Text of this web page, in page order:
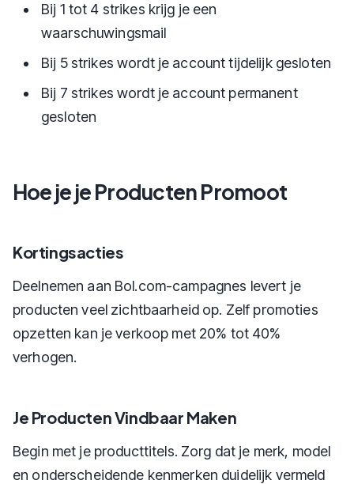
Bij 1 tot 4 strikes krijg je een
waarschuwingsmail
Bij 5 strikes wordt je account tijdelijk gesloten
Bij 7 strikes wordt je account permanent
gesloten
Hoe je je Producten Promoot
Kortingsacties
Deelnemen aan Bol.com-campagnes levert je
producten veel zichtbaarheid op. Zelf promoties
opzetten kan je verkoop met 20% tot 40%
verhogen.
Je Producten Vindbaar Maken
Begin met je producttitels. Zorg dat je merk, model
en onderscheidende kenmerken duidelijk vermeld